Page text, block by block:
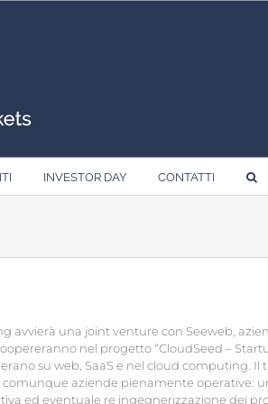
INVESTOR DAY CONTATTI
avvierà una joint venture con Seeweb,
nel progetto “CloudSeed –
su web, SaaS e nel cloud computing. Il
aziende pienamente operative:
ed eventuale re ingegnerizzazione dei